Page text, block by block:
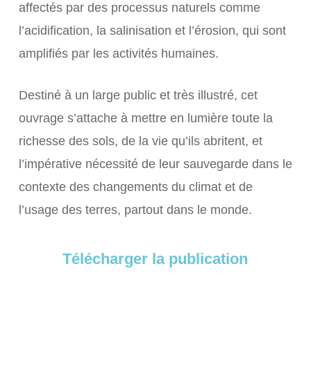
affectés par des processus naturels comme
l’acidification, la salinisation et l’érosion, qui sont
amplifiés par les activités humaines.
Destiné à un large public et très illustré, cet
ouvrage s’attache à mettre en lumière toute la
richesse des sols, de la vie qu’ils abritent, et
l’impérative nécessité de leur sauvegarde dans le
contexte des changements du climat et de
l’usage des terres, partout dans le monde.
Télécharger la publication